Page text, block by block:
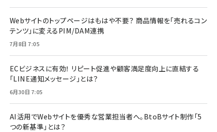
Webサイトのトップページはもはや不要？ 商品情報を「売れるコン
テンツ」に変えるPIM/DAM連携
7月8日 7:05
ECビジネスに有効！ リピート促進や顧客満足度向上に直結する
「LINE通知メッセージ」とは？
6月30日 7:05
AI活用でWebサイトを優秀な営業担当者へ。BtoBサイト制作「5
つの新基準」とは？